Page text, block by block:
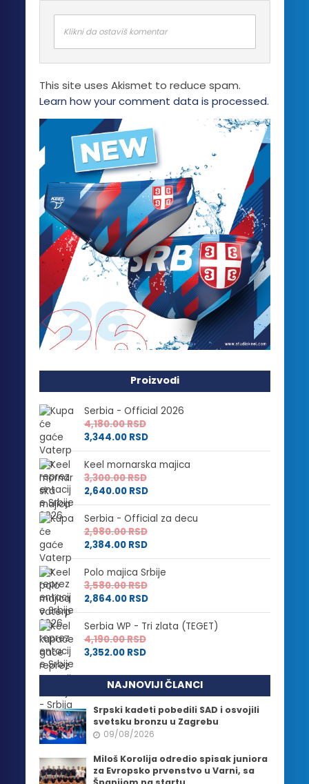
Klikni da ostaviš komentar
This site uses Akismet to reduce spam.
Learn how your comment data is processed.
Proizvodi
Serbia - Official 2026
4,180.00RSD
3,344.00 RSD
Keel mornarska majica
3,300.00RSD
2,640.00 RSD
Serbia - Official za decu
2,980.00RSD
2,384.00 RSD
Polo majica Srbije
3,580.00RSD
2,864.00 RSD
Serbia WP - Tri zlata (TEGET)
4,190.00RSD
3,352.00 RSD
NAJNOVIJI ČLANCI
Srpski kadeti pobedili SAD i osvojili
svetsku bronzu u Zagrebu
09/08/2026
Miloš Korolija odredio spisak juniora
za Evropsko prvenstvo u Varni, sa